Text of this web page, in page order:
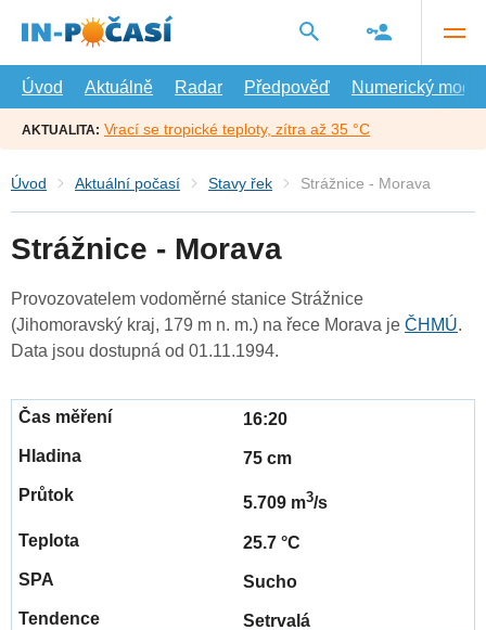
hlavní
Úvod
Aktuálně Radar Předpověď Numerický model
AKTUALITA: Vrací se tropické teploty, zítra až 35 °C
Úvod Aktuální počasí Stavy řek Strážnice - Morava
Strážnice - Morava
Provozovatelem vodoměrné stanice Strážnice
(Jihomoravský kraj, 179 m n. m.) na řece Morava je ČHMÚ.
Data jsou dostupná od 01.11.1994.
16:20
75 cm
5.709 m3/s
25.7 °C
Sucho
Setrvalá